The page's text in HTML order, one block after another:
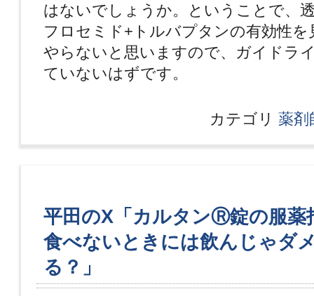
はないでしょうか。ということで、
フロセミド+トルバプタンの有効性を
やらないと思いますので、ガイドラ
ていないはずです。
カテゴリ 薬剤
平田のX「カルタンⓇ錠の服薬
食べないときには飲んじゃダ
る？」